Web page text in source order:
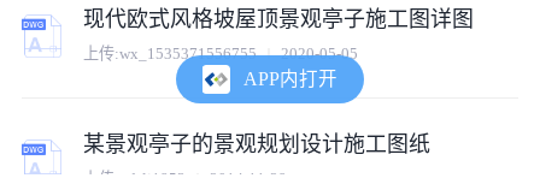
现代欧式风格坡屋顶景观亭子施工图详图
上传:wx_1535371556755 2020-05-05
某景观亭子的景观规划设计施工图纸
上传: ydslj1853 2014-11-29
APP内打开